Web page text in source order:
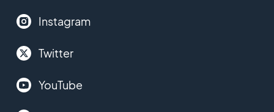
Instagram
Twitter
YouTube